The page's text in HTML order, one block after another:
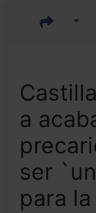
a
ser
para